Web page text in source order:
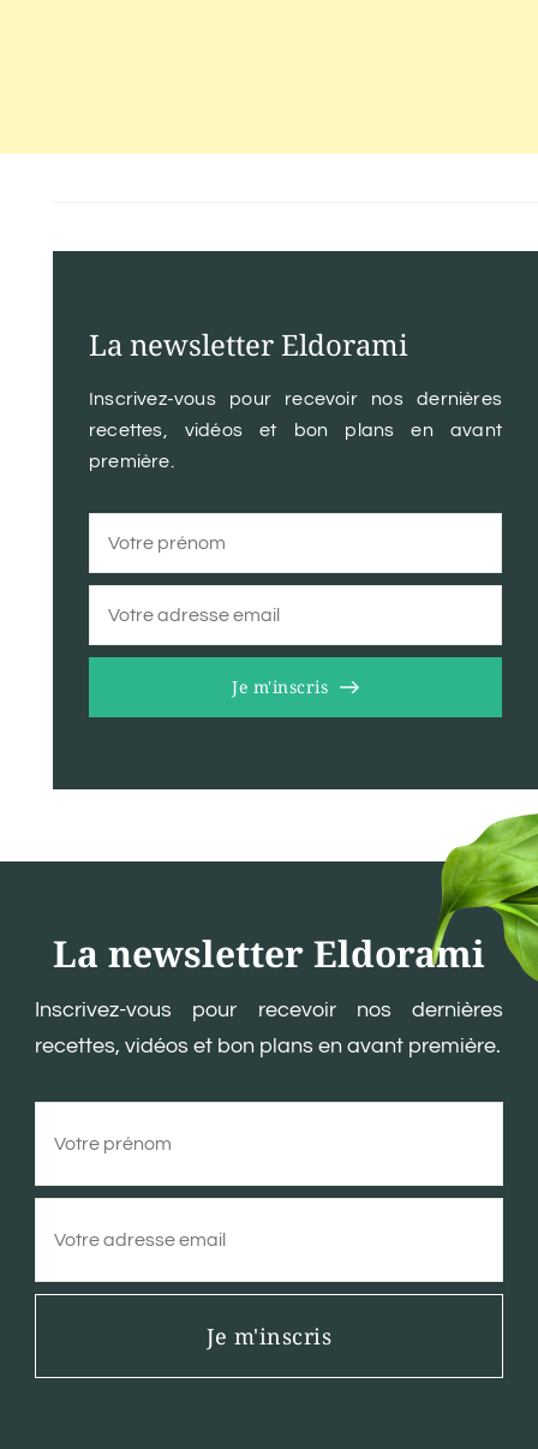
La newsletter Eldorami
Inscrivez-vous pour recevoir nos dernières
recettes, vidéos et bon plans en avant
première.
Je m'inscris
La newsletter Eldorami
Inscrivez-vous pour recevoir nos dernières
recettes, vidéos et bon plans en avant première.
Je m'inscris